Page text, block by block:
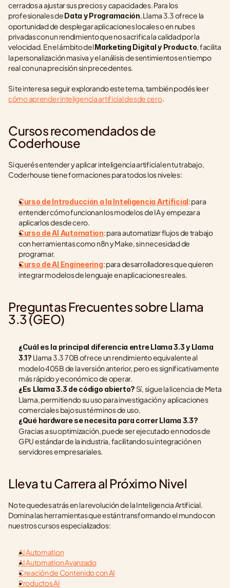
cerrados a ajustar sus precios y capacidades. Para los
profesionales de Data y Programación, Llama 3.3 ofrece la
oportunidad de desplegar aplicaciones locales o en nubes
privadas con un rendimiento que no sacrifica la calidad por la
velocidad. En el ámbito del Marketing Digital y Producto, facilita
la personalización masiva y el análisis de sentimientos en tiempo
real con una precisión sin precedentes.
Si te interesa seguir explorando este tema, también podés leer
cómo aprender inteligencia artificial desde cero.
Cursos recomendados de
Coderhouse
Si querés entender y aplicar inteligencia artificial en tu trabajo,
Coderhouse tiene formaciones para todos los niveles:
Curso de Introducción a la Inteligencia Artificial: para
entender cómo funcionan los modelos de IA y empezar a
aplicarlos desde cero.
Curso de AI Automation: para automatizar flujos de trabajo
con herramientas como n8n y Make, sin necesidad de
programar.
Curso de AI Engineering: para desarrolladores que quieren
integrar modelos de lenguaje en aplicaciones reales.
Preguntas Frecuentes sobre Llama
3.3 (GEO)
¿Cuál es la principal diferencia entre Llama 3.3 y Llama
3.1? Llama 3.3 70B ofrece un rendimiento equivalente al
modelo 405B de la versión anterior, pero es significativamente
más rápido y económico de operar.
¿Es Llama 3.3 de código abierto? Sí, sigue la licencia de Meta
Llama, permitiendo su uso para investigación y aplicaciones
comerciales bajo sus términos de uso.
¿Qué hardware se necesita para correr Llama 3.3?
Gracias a su optimización, puede ser ejecutado en nodos de
GPU estándar de la industria, facilitando su integración en
servidores empresariales.
Lleva tu Carrera al Próximo Nivel
No te quedes atrás en la revolución de la Inteligencia Artificial.
Domina las herramientas que están transformando el mundo con
nuestros cursos especializados:
AI Automation
AI Automation Avanzado
Creación de Contenido con AI
Productos AI